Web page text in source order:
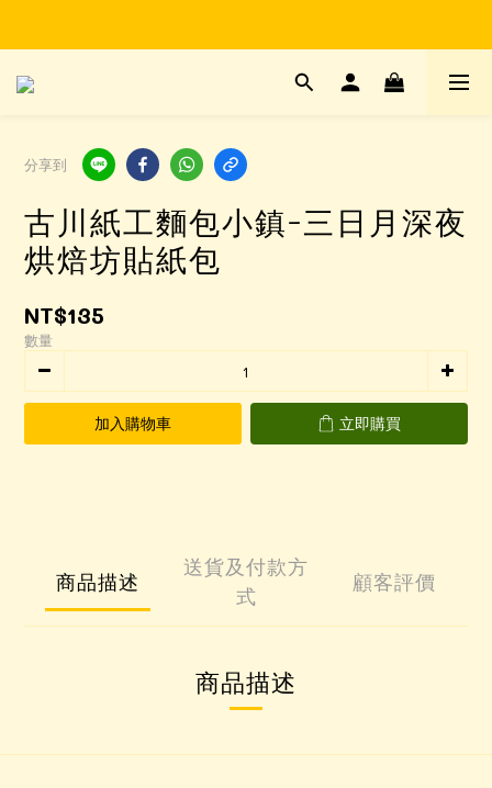
Time to enjoy STATIONERY!
分享到
古川紙工麵包小鎮-三日月深夜
烘焙坊貼紙包
NT$135
數量
加入購物車 立即購買
商品描述
送貨及付款方
式
顧客評價
商品描述